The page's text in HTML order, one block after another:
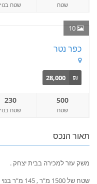
שטח שטח בנוי
10
כפר נטר
₪
28,000
500
שטח
230
שטח בנוי
תאור הנכס
משק עזר למכירה בבית יצחק .
שטח של 1500 מ”ר , 145 מ”ר בנוי , 4 חדרים ועוד ממד.